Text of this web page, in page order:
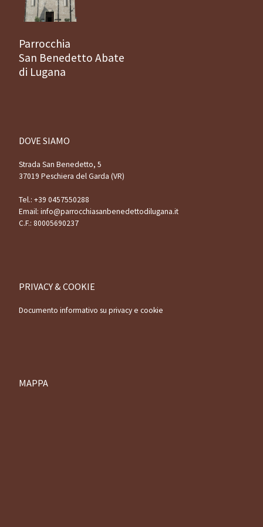
Parrocchia
San Benedetto Abate
di Lugana
DOVE SIAMO
Strada San Benedetto, 5
37019 Peschiera del Garda (VR)
Tel.: +39 0457550288
Email: info@parrocchiasanbenedettodilugana.it
C.F.: 80005690237
PRIVACY & COOKIE
Documento informativo su privacy e cookie
MAPPA